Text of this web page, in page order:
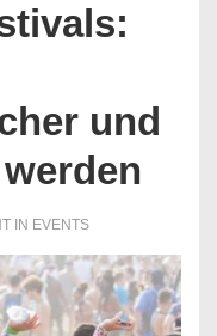
und
IN EVENTS